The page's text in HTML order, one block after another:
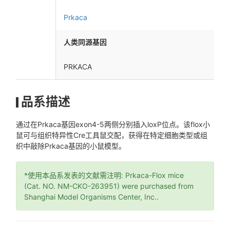
Prkaca
人类同源基因
PRKACA
品系描述
通过在Prkaca基因exon4-5两侧分别插入loxP位点。该flox小
鼠可与组织特异性Cre工具鼠交配，获得在特定细胞类型或组
织中敲除Prkaca基因的小鼠模型。
*使用本品系发表的文献需注明: Prkaca-Flox mice
(Cat. NO. NM-CKO-263951) were purchased from
Shanghai Model Organisms Center, Inc..